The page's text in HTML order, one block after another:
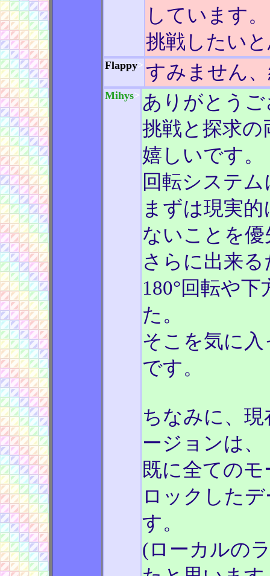
しています
挑戦したい
Flappy> すみません
Mihys> ありがとう
挑戦と探求
嬉しいです。
回転システ
まずは現実
ないことを
さらに出来
180°回転や
た。
そこを気に
です。
ちなみに、
ージョンは、
既に全ての
ロックした
す。
(ローカルの